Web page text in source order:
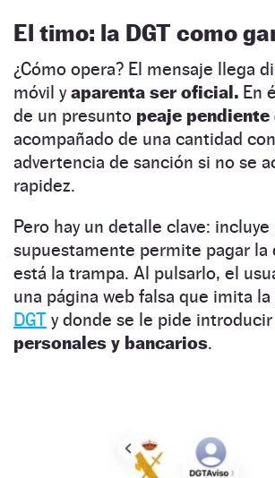
El timo: la DGT como
¿Cómo opera? El mensaje llega
móvil yaparenta ser oficial. En
de un presunto peaje pendiente
acompañado de una cantidad
advertencia de sanción si no se
rapidez.
Pero hay un detalle clave: incluye
supuestamente permite pagar la
está la trampa. Al pulsarlo, el
una página web falsa que imita
DGT y donde se le pide introducir
personales y bancarios.